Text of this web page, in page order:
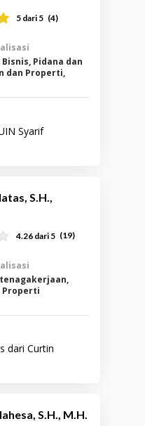
5 dari 5 (4)
Pidana dan
dan Properti,
Syarif
S.H.,
4.26 dari 5 (19)
Properti
dari Curtin
S.H., M.H.